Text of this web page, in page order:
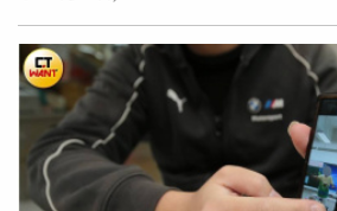
退休，不少符合資格有意退休的老師
早就怨聲載道。這次則是學校急著「
內，讓郭老師困境繼續在校園「悶燒
能調整心態，善待基層。新竹縣教育
新竹縣長楊文科（中）器重，不過地
層同時，時常對各項建設發表意見，
方勢力。右為竹縣副議長王炳漢。（
有些家長可能自己童年受到老師欺負
求助也無法宣洩情緒，甚至對「老師
射在孩子的老師身上，只要孩子有抱
就風聲鶴唳隨之起舞。他強調，如今
師制衡監督機制完善許多，反倒多是
師容易被針對，加上社會對未成年者
罰，除了不成熟的學生胡亂指摘外，
心人把學生當「魁儡」操作的問題，
在臉頰上，活動結束回家後臉才越來
女老師表示，他們為了準備節日活動
一批可愛圖案貼紙，讓小朋友可以貼
出，活動當日朵朵並未表現不適，但
斑，但家長起初未予重視；過了幾天
迅速擴大並出現水泡，破裂後形成糜
不捨又十分崩潰。但王女叫屈，「我